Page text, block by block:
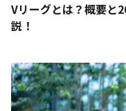
Vリーグとは？概要と
説！